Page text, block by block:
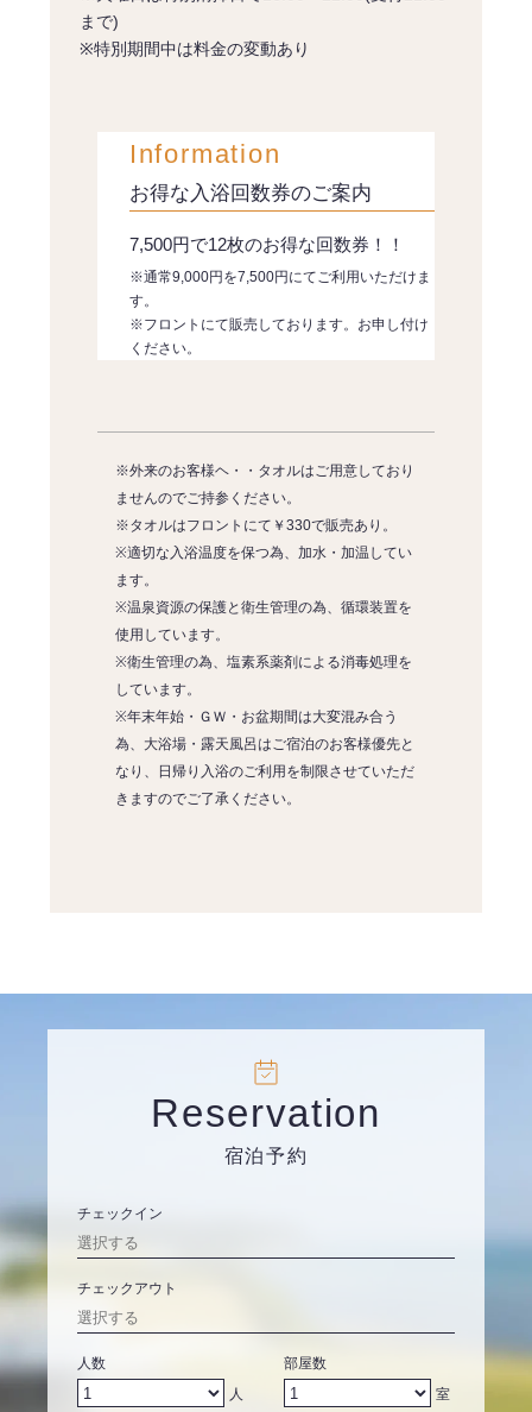
まで)
※特別期間中は料金の変動あり
Information
お得な入浴回数券のご案内
7,500円で12枚のお得な回数券！！
※通常9,000円を7,500円にてご利用いただけま
す。
※フロントにて販売しております。お申し付け
ください。
※外来のお客様ヘ・・タオルはご用意しており
ませんのでご持参ください。
※タオルはフロントにて￥330で販売あり。
※適切な入浴温度を保つ為、加水・加温してい
ます。
※温泉資源の保護と衛生管理の為、循環装置を
使用しています。
※衛生管理の為、塩素系薬剤による消毒処理を
しています。
※年末年始・ＧＷ・お盆期間は大変混み合う
為、大浴場・露天風呂はご宿泊のお客様優先と
なり、日帰り入浴のご利用を制限させていただ
きますのでご了承ください。
Reservation
宿泊予約
チェックイン
チェックアウト
人数
人
部屋数
室